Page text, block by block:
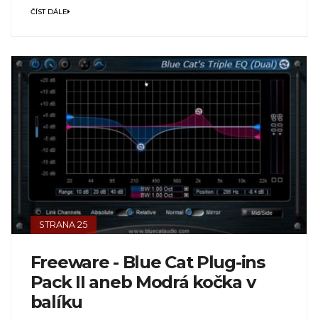
ČÍST DÁLE
STRANA 25
Freeware - Blue Cat Plug-ins
Pack II aneb Modrá kočka v
balíku